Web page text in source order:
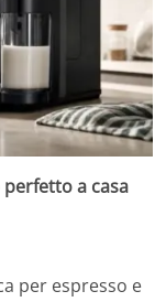
perfetto a casa
per espresso e